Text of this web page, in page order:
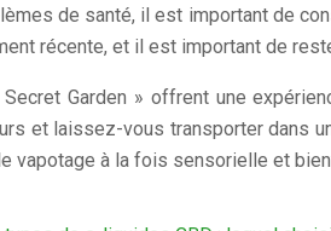
de santé, il est important de
récente, et il est important de
Garden » offrent une
et laissez-vous transporter dans
vapotage à la fois sensorielle et